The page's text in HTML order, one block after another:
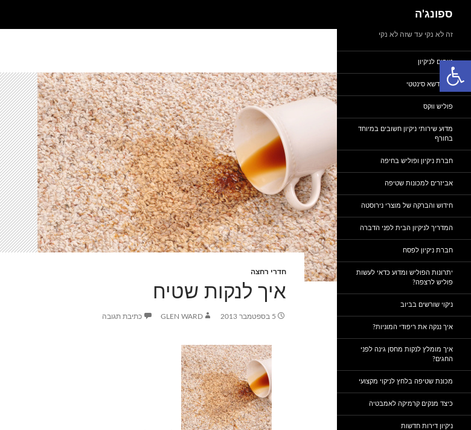
פתח סרגל נגישות
לדלג
לתוכן
ספונג'ה
חדרי רחצה
איך לנקות שטיח
5 בספטמבר 2013 GLEN WARD כתיבת תגובה
זה לא נקי עד שזה לא נקי
טיפים לניקיון
ניקוי דשא סינטטי
פוליש ווקס
מדוע שירותי ניקיון חשובים במיוחד
בחורף
חברת ניקיון ופוליש בחיפה
אביזרים למכונות שטיפה
חידוש והברקה של מוצרי נירוסטה
המדריך לניקיון הבית לפני הדברה
חברת ניקיון לפסח
יתרונות הפוליש ומדוע כדאי לעשות
פוליש לרצפה?
ניקוי שורשים בביוב
איך ננקה את ריפודי המוניות?
איך מומלץ לנקות מחסן גינה לפני
החגים?
מכונת שטיפה בלחץ לניקוי מקצועי
כיצד מנקים קרמיקה לאמבטיה
ניקיון דירות חדשות